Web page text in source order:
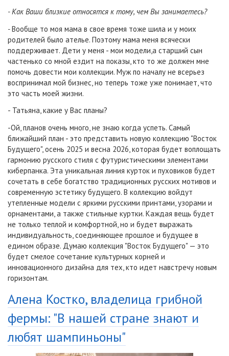
- Как Ваши близкие относятся к тому, чем Вы занимаетесь?
-Вообще то моя мама в свое время тоже шила и у моих
родителей было ателье. Поэтому мама меня всячески
поддерживает. Дети у меня - мои модели,а старший сын
частенько со мной ездит на показы, кто то же должен мне
помочь довести мои коллекции. Муж по началу не всерьез
воспринимал мой бизнес, но теперь тоже уже понимает, что
это часть моей жизни.
- Татьяна, какие у Вас планы?
-Ой, планов очень много, не знаю когда успеть. Самый
ближайший план - это представить новую коллекцию "Восток
Будущего", осень 2025 и весна 2026, которая будет воплощать
гармонию русского стиля с футуристическими элементами
киберпанка. Эта уникальная линия курток и пуховиков будет
сочетать в себе богатство традиционных русских мотивов и
современную эстетику будущего. В коллекцию войдут
утепленные модели с яркими русскими принтами, узорами и
орнаментами, а также стильные куртки. Каждая вещь будет
не только теплой и комфортной, но и будет выражать
индивидуальность, соединяющее прошлое и будущее в
едином образе. Думаю коллекция "Восток Будущего" — это
будет смелое сочетание культурных корней и
инновационного дизайна для тех, кто идет навстречу новым
горизонтам.
Алена Костко, владелица грибной
фермы: "В нашей стране знают и
любят шампиньоны"